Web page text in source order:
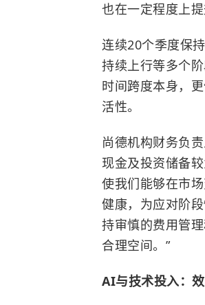
也在一定程度上
连续20个季度保
持续上行等多个
时间跨度本身，
活性。
尚德机构财务负
现金及投资储备
使我们能够在市
健康，为应对阶
持审慎的费用管
合理空间。”
AI与技术投入：